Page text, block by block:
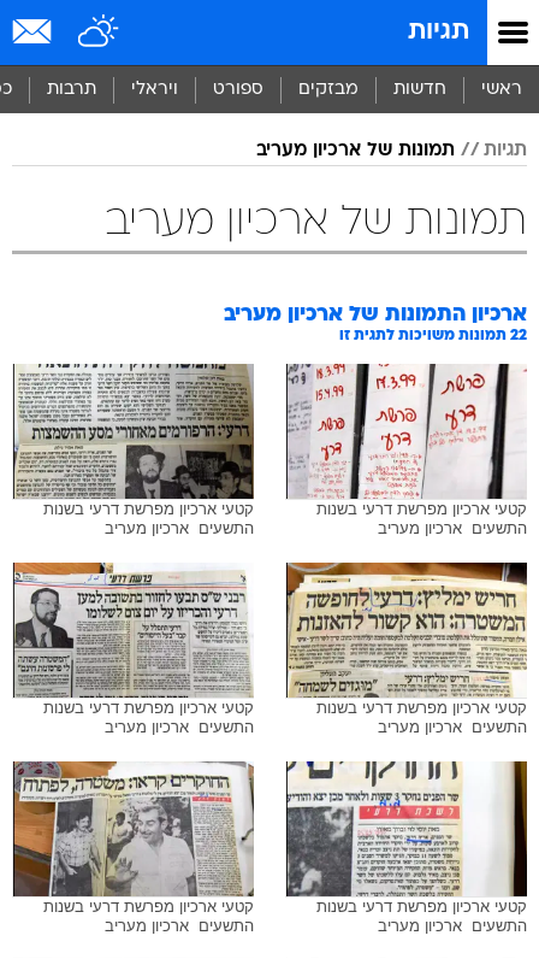
תגיות
ראשי חדשות מבזקים ספורט ויראלי תרבות
תגיות תמונות של ארכיון מעריב
תמונות של ארכיון מעריב
ארכיון התמונות של ארכיון מעריב
22 תמונות משויכות לתגית זו
קטעי ארכיון מפרשת דרעי בשנות
התשעים  ארכיון מעריב
קטעי ארכיון מפרשת דרעי בשנות
התשעים  ארכיון מעריב
קטעי ארכיון מפרשת דרעי בשנות
התשעים  ארכיון מעריב
קטעי ארכיון מפרשת דרעי בשנות
התשעים  ארכיון מעריב
קטעי ארכיון מפרשת דרעי בשנות
התשעים  ארכיון מעריב
קטעי ארכיון מפרשת דרעי בשנות
התשעים  ארכיון מעריב